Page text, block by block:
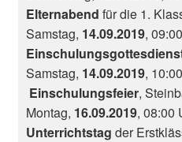
Elternabend für die 1.
Samstag, 14.09.2019,
Samstag, 14.09.2019,
Einschulungsfeier,
Montag, 16.09.2019,
Unterrichtstag der